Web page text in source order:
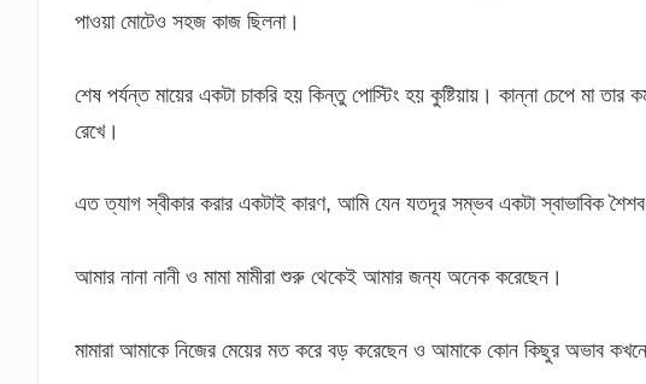
পাওয়া মোটেও সহজ কাজ ছিলনা।
শেষ পর্যন্ত মায়ের একটা চাকরি হয় কিন্তু পোস্টিং হয় কুষ্টিয়ায়। কান্না চেপে মা তার
রেখে।
এত ত্যাগ স্বীকার করার একটাই কারণ, আমি যেন যতদূর সম্ভব একটা স্বাভাবিক
আমার নানা নানী ও মামা মামীরা শুরু থেকেই আমার জন্য অনেক করেছেন।
মামারা আমাকে নিজের মেয়ের মত করে বড় করেছেন ও আমাকে কোন কিছুর অভাব